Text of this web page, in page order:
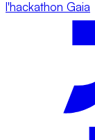
l'hackathon Gaia